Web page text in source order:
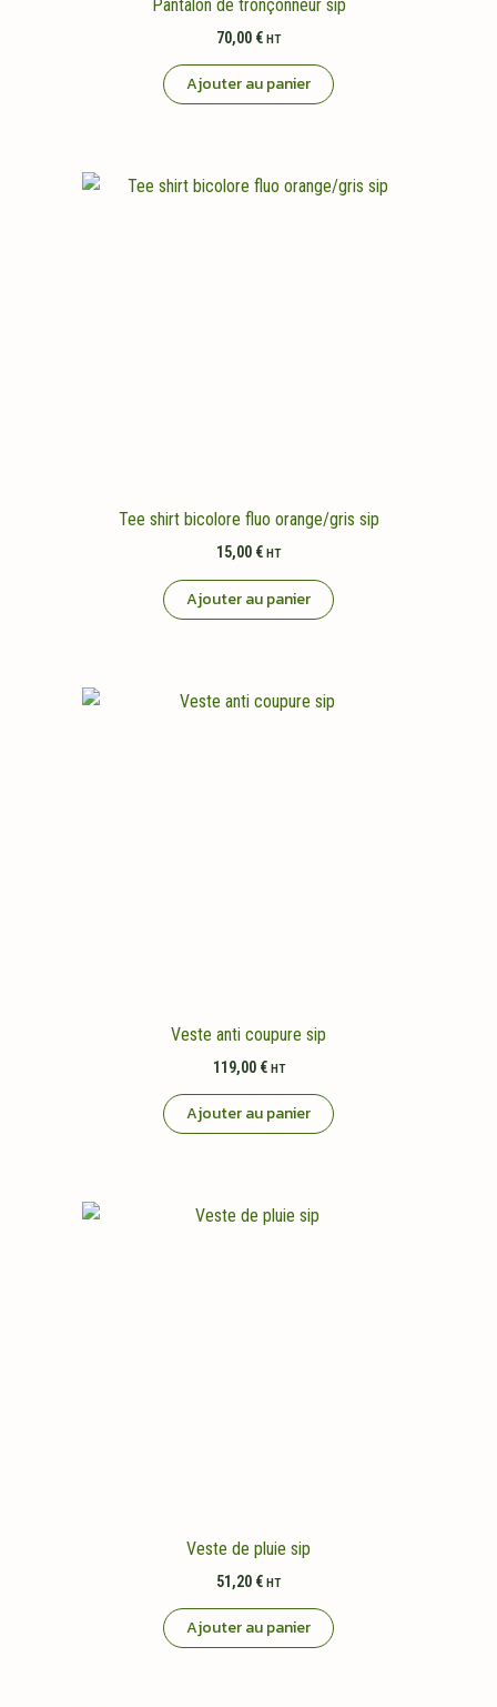
Pantalon de tronçonneur sip
70,00 € HT
Ajouter au panier
Tee shirt bicolore fluo orange/gris sip
15,00 € HT
Ajouter au panier
Veste anti coupure sip
119,00 € HT
Ajouter au panier
Veste de pluie sip
51,20 € HT
Ajouter au panier